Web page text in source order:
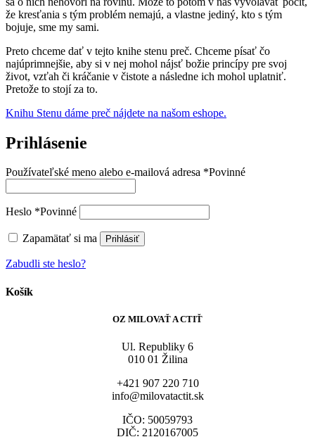
že kresťania s tým problém nemajú, a vlastne jediný, kto s tým
bojuje, sme my sami.
Preto chceme dať v tejto knihe stenu preč. Chceme písať čo
najúprimnejšie, aby si v nej mohol nájsť božie princípy pre svoj
život, vzťah či kráčanie v čistote a následne ich mohol uplatniť.
Pretože to stojí za to.
Knihu Stenu dáme preč nájdete na našom eshope.
Prihlásenie
Používateľské meno alebo e-mailová adresa *Povinné
Heslo *Povinné
Zapamätať si ma Prihlásiť
Zabudli ste heslo?
Košík
OZ MILOVAŤ A CTIŤ
Ul. Republiky 6
010 01 Žilina
+421 907 220 710
info@milovatactit.sk
IČO: 50059793
DIČ: 2120167005